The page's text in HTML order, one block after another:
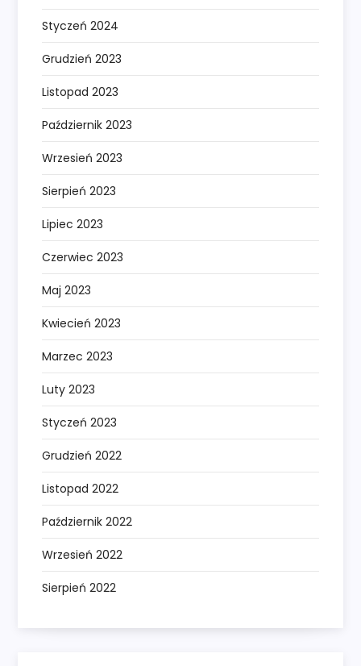
Styczeń 2024
Grudzień 2023
Listopad 2023
Październik 2023
Wrzesień 2023
Sierpień 2023
Lipiec 2023
Czerwiec 2023
Maj 2023
Kwiecień 2023
Marzec 2023
Luty 2023
Styczeń 2023
Grudzień 2022
Listopad 2022
Październik 2022
Wrzesień 2022
Sierpień 2022